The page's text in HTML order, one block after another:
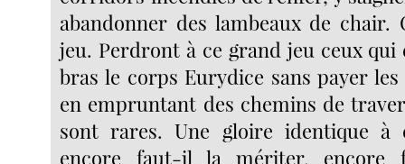
abandonner des lambeaux de chair.
jeu. Perdront à ce grand jeu ceux qui
bras le corps Eurydice sans payer
en empruntant des chemins de
sont rares. Une gloire identique à
encore faut-il la mériter, encore